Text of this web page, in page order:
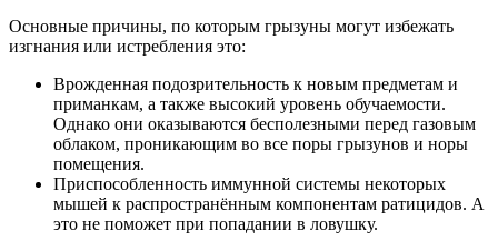
Основные причины, по которым грызуны могут избежать
изгнания или истребления это:
Врожденная подозрительность к новым предметам и
приманкам, а также высокий уровень обучаемости.
Однако они оказываются бесполезными перед газовым
облаком, проникающим во все поры грызунов и норы
помещения.
Приспособленность иммунной системы некоторых
мышей к распространённым компонентам ратицидов. А
это не поможет при попадании в ловушку.